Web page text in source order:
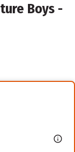
Boys -